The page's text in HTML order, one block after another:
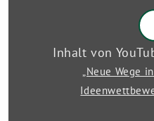
anzeigenInhalt von
„Neue Wege